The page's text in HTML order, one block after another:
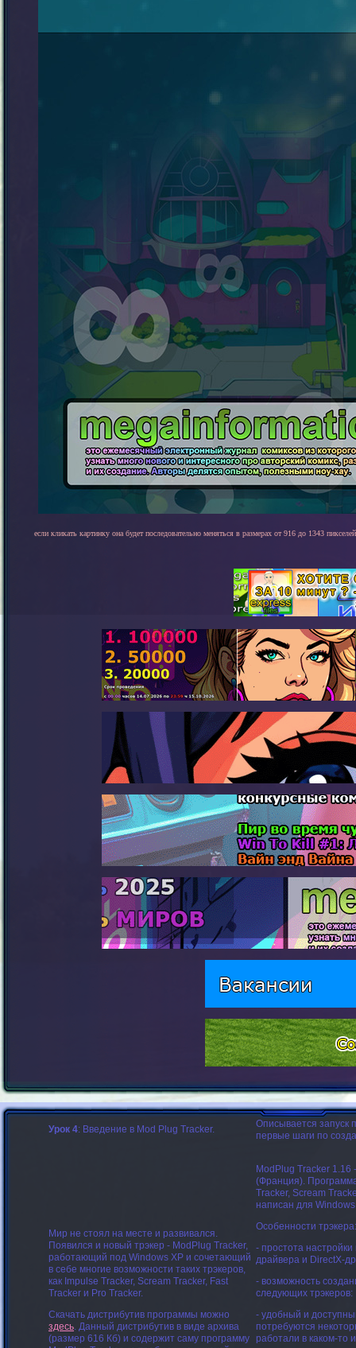
если кликать картинку она будет последовательно меняться в размерах от 916 до 1343
Урок 4: Введение в Mod Plug Tracker.
Описывается запуск
первые шаги по
Мир не стоял на месте и развивался.
Появился и новый трэкер - ModPlug Tracker,
работающий под Windows XP и сочетающий
в себе многие возможности таких трэкеров,
как Impulse Tracker, Scream Tracker, Fast
Tracker и Pro Tracker.
Скачать дистрибутив программы можно
здесь. Данный дистрибутив в виде архива
(размер 616 Кб) и содержит саму программу
ModPlug Tracker 1.16
(Франция).
Tracker, Scream
написан для
Особенности трэкера:
- простота
драйвера и DirectX-
- возможность
следующих трэкеров:
- удобный и
потребуются
работали в каком-то